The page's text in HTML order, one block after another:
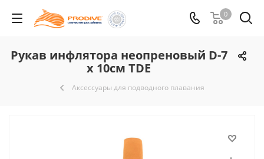
0
Рукав инфлятора неопреновый D-7
х 10cм TDE
Аксессуары для подводного плавания